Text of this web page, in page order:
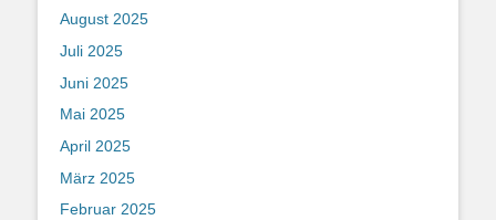
August 2025
Juli 2025
Juni 2025
Mai 2025
April 2025
März 2025
Februar 2025